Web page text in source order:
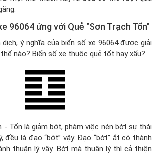
96064 ứng với Quẻ "Sơn Trạch Tổn"
dịch, ý nghĩa của biển số xe 96064 được giải
nào? Biển số xe thuộc quẻ tốt hay xấu?
- Tốn là giảm bớt, phàm việc nén bớt sự thái
đều là đạo “bớt” vậy. Đạo “bớt” ắt có thành
thuận lý vậy. Bớt mà thuận lý thì cả thiện